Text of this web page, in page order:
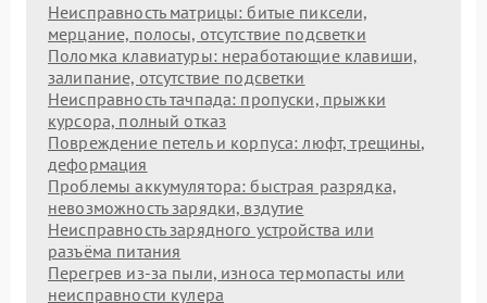
Неисправность матрицы: битые пиксели,
мерцание, полосы, отсутствие подсветки
Поломка клавиатуры: неработающие клавиши,
залипание, отсутствие подсветки
Неисправность тачпада: пропуски, прыжки
курсора, полный отказ
Повреждение петель и корпуса: люфт, трещины,
деформация
Проблемы аккумулятора: быстрая разрядка,
невозможность зарядки, вздутие
Неисправность зарядного устройства или
разъёма питания
Перегрев из‑за пыли, износа термопасты или
неисправности кулера